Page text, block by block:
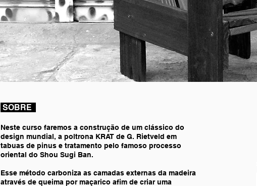
SOBRE
Neste curso faremos a construção de um clássico do
design mundial, a poltrona KRAT de G. Rietveld em
tabuas de pinus e tratamento pelo famoso processo
oriental do Shou Sugi Ban.
Esse método carboniza as camadas externas da madeira
através de queima por maçarico afim de criar uma